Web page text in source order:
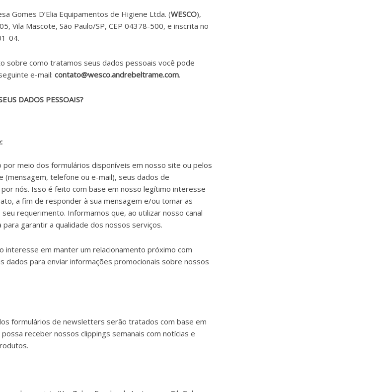
Gomes D’Elia Equipamentos de Higiene Ltda. (WESCO),
Vila Mascote, São Paulo/SP, CEP 04378-500, e inscrita no
04.
sobre como tratamos seus dados pessoais você pode
e-mail: contato@wesco.andrebeltrame.com.
DADOS PESSOAIS?
meio dos formulários disponíveis em nosso site ou pelos
(mensagem, telefone ou e-mail), seus dados de
nós. Isso é feito com base em nosso legítimo interesse
a fim de responder à sua mensagem e/ou tomar as
requerimento. Informamos que, ao utilizar nosso canal
garantir a qualidade dos nossos serviços.
interesse em manter um relacionamento próximo com
dados para enviar informações promocionais sobre nossos
formulários de newsletters serão tratados com base em
receber nossos clippings semanais com notícias e